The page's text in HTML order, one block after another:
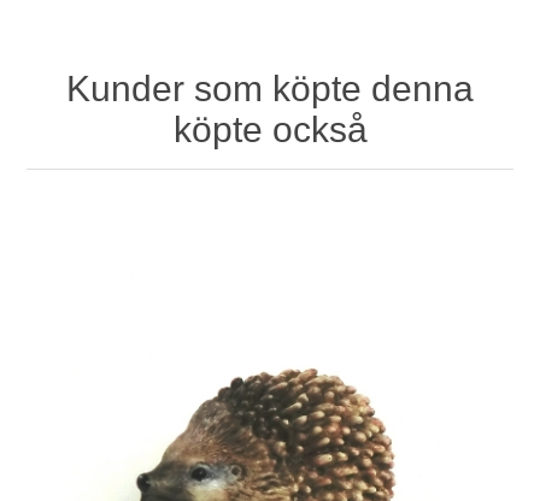
Kunder som köpte denna
köpte också